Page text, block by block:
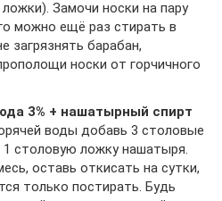
Замочи носки на пару
можно ещё раз стирать в
загрязнять барабан,
носки от горчичного
3% + нашатырный спирт
воды добавь 3 столовые
1 столовую ложку нашатыря.
оставь откисать на сутки,
только постирать. Будь